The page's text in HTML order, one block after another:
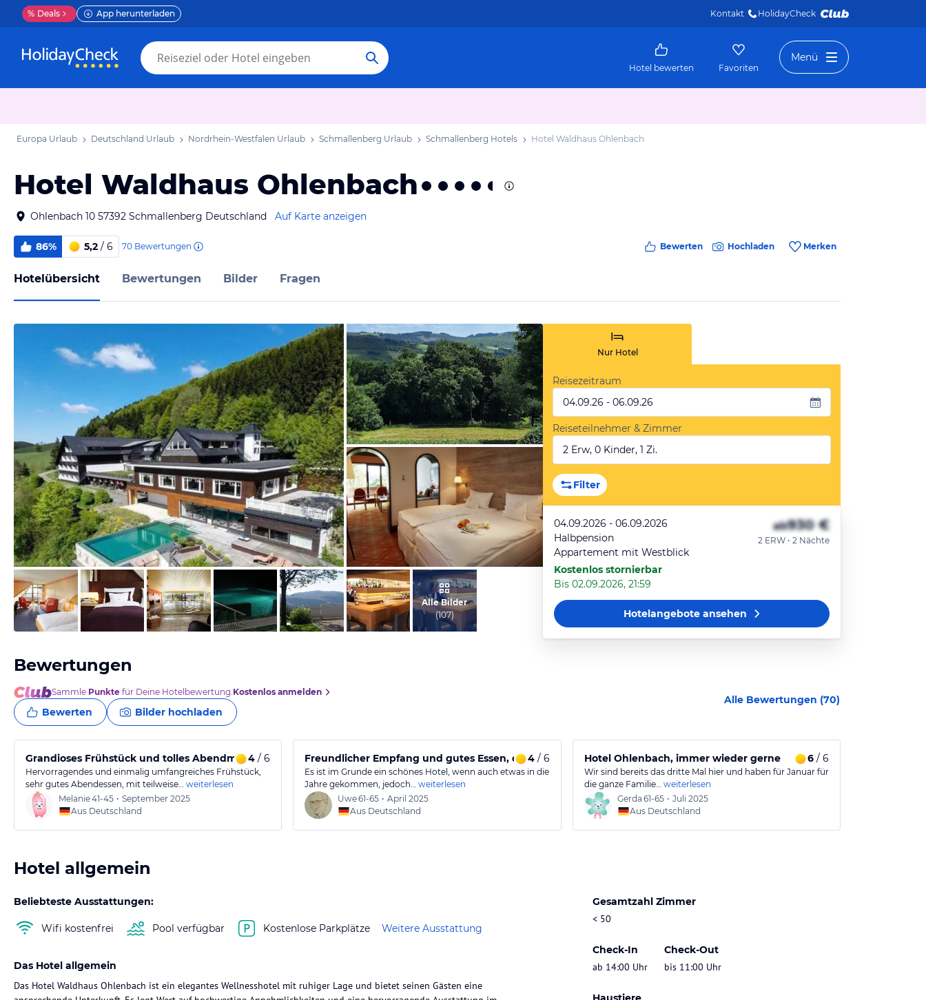
% Deals App herunterladen Kontakt HolidayCheck
Hotel bewerten Favoriten
Menü
Europa Urlaub Deutschland Urlaub Nordrhein-Westfalen Urlaub Schmallenberg Urlaub Schmallenberg Hotels Hotel Waldhaus Ohlenbach
Hotel Waldhaus Ohlenbach
Ohlenbach 10 57392 Schmallenberg Deutschland Auf Karte anzeigen
86% 5,2 / 6 70 Bewertungen Bewerten Hochladen Merken
Hotelübersicht Bewertungen Bilder Fragen
vom Hotelier, April 2016
von Gerda, Juli 2025
vom Hotelier, April 2016
Alle Bilder
(107)
Nur Hotel
Reisezeitraum
04.09.26 - 06.09.26
Reiseteilnehmer & Zimmer
2 Erw, 0 Kinder, 1 Zi.
Filter
04.09.2026 - 06.09.2026
Halbpension
Appartement mit Westblick
Kostenlos stornierbar
Bis 02.09.2026, 21:59
ab930 €
2 ERW • 2 Nächte
Hotelangeboteansehen
Bewertungen
Sammle Punkte für Deine Hotelbewertung.Kostenlos anmelden
Bewerten Bilder hochladen
Alle Bewertungen (70)
Grandioses Frühstück und tolles Abendmenü, im Spabereich noch Luft nach oben.
4 / 6
Hervorragendes und einmalig umfangreiches Frühstück,
sehr gutes Abendessen, mit teilweise… weiterlesen
Melanie41-45 • September 2025
Aus Deutschland
Freundlicher Empfang und gutes Essen, dennoch lässt die Zimmerqualität zu wünschen übrig.
4/ 6
Es ist im Grunde ein schönes Hotel, wenn auch etwas in die
Jahre gekommen, jedoch… weiterlesen
Uwe61-65 • April 2025
Aus Deutschland
Hotel Ohlenbach, immer wieder gerne 6/ 6
Wir sind bereits das dritte Mal hier und haben für Januar für
die ganze Familie… weiterlesen
Gerda 61-65 • Juli 2025
Aus Deutschland
Hotel allgemein
Beliebteste Ausstattungen:
Wifi kostenfrei Pool verfügbar Kostenlose Parkplätze Weitere Ausstattung
Gesamtzahl Zimmer
< 50
Check-In
ab 14:00 Uhr
Check-Out
bis 11:00 Uhr
Das Hotel allgemein
Das Hotel Waldhaus Ohlenbach ist ein elegantes Wellnesshotel mit ruhiger Lage und bietet seinen Gästen eine